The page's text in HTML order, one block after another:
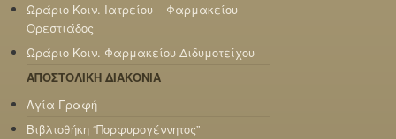
Ωράριο Κοιν. Ιατρείου – Φαρμακείου
Ορεστιάδος
Ωράριο Κοιν. Φαρμακείου Διδυμοτείχου
ΑΠΟΣΤΟΛΙΚΗ ΔΙΑΚΟΝΙΑ
Αγία Γραφή
Βιβλιοθήκη “Πορφυρογέννητος”